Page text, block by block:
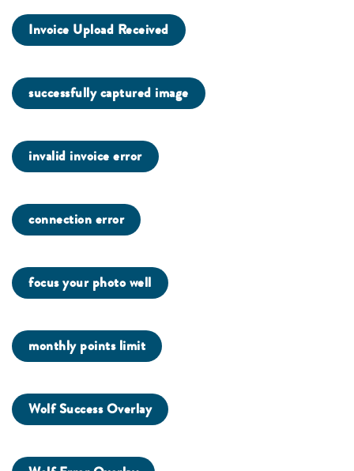
Invoice Upload Received
successfully captured image
invalid invoice error
connection error
focus your photo well
monthly points limit
Wolf Success Overlay